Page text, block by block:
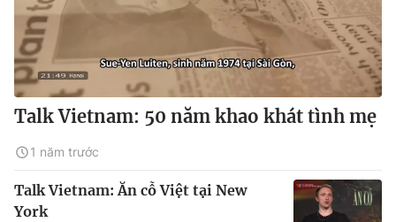
Talk Vietnam: 50 năm khao khát tình mẹ
1 năm trước
Talk Vietnam: Ăn cỗ Việt tại New
York